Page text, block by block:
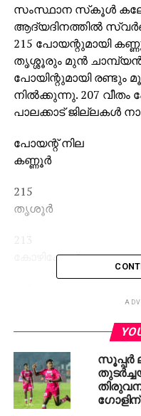
സംസ്ഥാന സ്‌കൂള്‍
ആദ്യദിനത്തില്‍
215 പോയന്റുമായി
തൃശ്ശൂരും മുന്‍
പോയിന്റുമായി രണ്ടും
നില്‍ക്കുന്നു. 207
പാലക്കാട് ജില്ലകള്‍
പോയന്റ് നില
കണ്ണൂര്‍
215
തൃശൂര്‍
കോഴിക്കോട്
207
ആലപ്പുഴ
207
എറണാകുളം
സൂപ്പര്‍
ഗോളിന്